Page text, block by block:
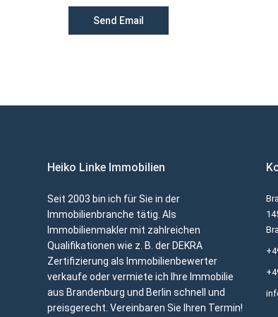
Heiko Linke Immobilien
Seit 2003 bin ich für Sie in der
Immobilienbranche tätig. Als
Immobilienmakler mit zahlreichen
Qualifikationen wie z. B. der DEKRA
Zertifizierung als Immobilienbewerter
verkaufe oder vermiete ich Ihre Immobilie
aus Brandenburg und Berlin schnell und
preisgerecht. Vereinbaren Sie Ihren Termin!